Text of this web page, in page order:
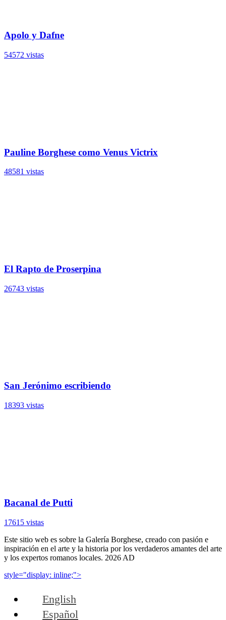
Apolo y Dafne
54572 vistas
Pauline Borghese como Venus Victrix
48581 vistas
El Rapto de Proserpina
26743 vistas
San Jerónimo escribiendo
18393 vistas
Bacanal de Putti
17615 vistas
Este sitio web es sobre la Galería Borghese, creado con pasión e
inspiración en el arte y la historia por los verdaderos amantes del arte
y los expertos romanos locales. 2026 AD
style="display: inline;">
English
Español